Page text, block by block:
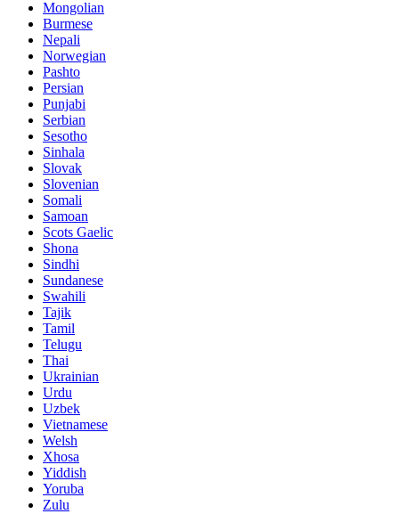
Mongolian
Burmese
Nepali
Norwegian
Pashto
Persian
Punjabi
Serbian
Sesotho
Sinhala
Slovak
Slovenian
Somali
Samoan
Scots Gaelic
Shona
Sindhi
Sundanese
Swahili
Tajik
Tamil
Telugu
Thai
Ukrainian
Urdu
Uzbek
Vietnamese
Welsh
Xhosa
Yiddish
Yoruba
Zulu